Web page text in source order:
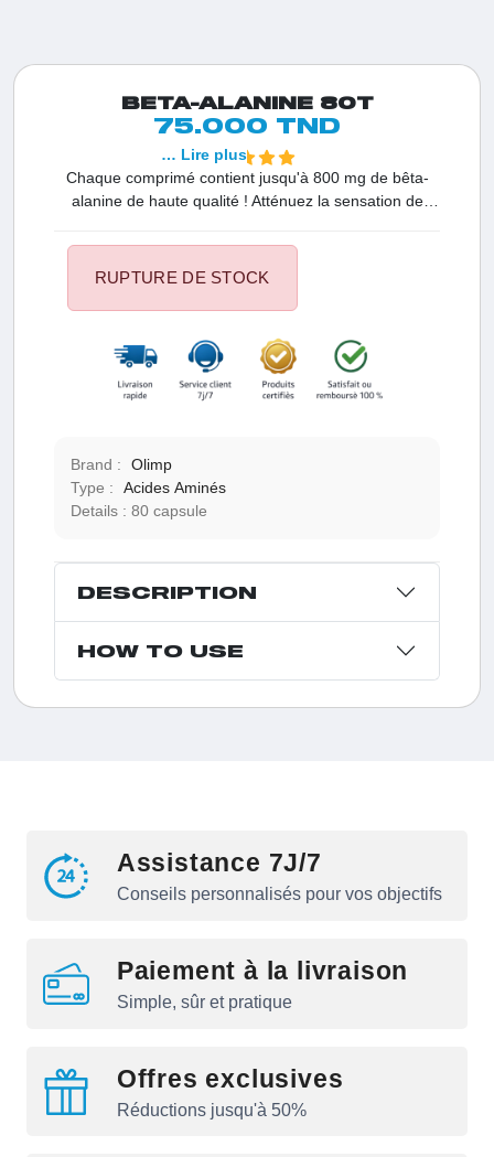
BETA-ALANINE 80T
75.000 TND
Chaque comprimé contient jusqu'à 800 mg de bêta-
alanine de haute qualité ! Atténuez la sensation de
Soutenez un métabolisme énergétique optimal
(vitamine B6) Promouvez le bon fonctionnement du
… Lire plus
RUPTURE DE STOCK
Brand :
Olimp
Type :
Acides Aminés
Details :
80 capsule
DESCRIPTION
HOW TO USE
Assistance 7J/7
Conseils personnalisés pour vos objectifs
Paiement à la livraison
Simple, sûr et pratique
Offres exclusives
Réductions jusqu'à 50%